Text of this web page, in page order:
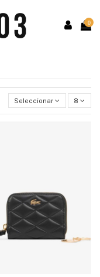
0
Seleccionar 8